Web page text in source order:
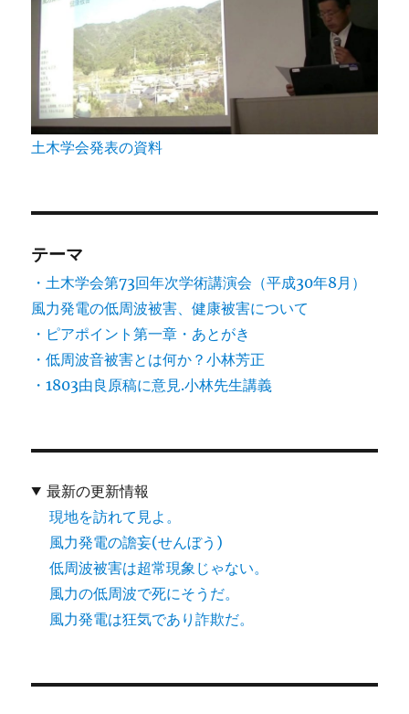
土木学会発表の資料
テーマ
・土木学会第73回年次学術講演会（平成30年8月）
風力発電の低周波被害、健康被害について
・ピアポイント第一章・あとがき
・低周波音被害とは何か？小林芳正
・1803由良原稿に意見.小林先生講義
最新の更新情報
現地を訪れて見よ。
風力発電の譫妄(せんぼう)
低周波被害は超常現象じゃない。
風力の低周波で死にそうだ。
風力発電は狂気であり詐欺だ。